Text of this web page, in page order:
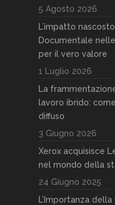
5 Agosto 2026
L’impatto
Documentale
per il vero valore
1 Luglio 2026
La
lavoro ibrido:
diffuso
3 Giugno 2026
Xerox acquisisce
nel mondo della
24 Giugno 2025
L’Importanza